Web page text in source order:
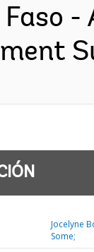
-
Jocelyne
Some;